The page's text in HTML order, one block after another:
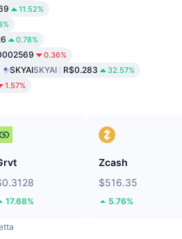
11.52%
0.78%
0.36%
SKYAISKYAI R$0.283 32.57%
1.57%
17.68%
Zcash
$516.35
5.76%